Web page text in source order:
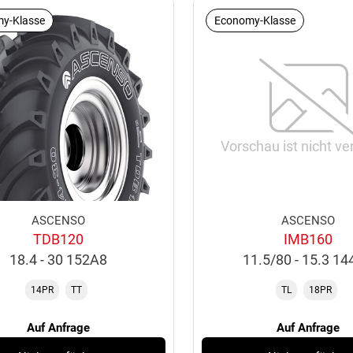
Klasse
ASCENSO
TDB120
18.4 - 30 152A8
14PR TT
Auf Anfrage
Vorschau ist nicht
Economy-Klasse
ASCENSO
IMB160
11.5/80 - 15.3
TL 18PR
Auf Anfrage